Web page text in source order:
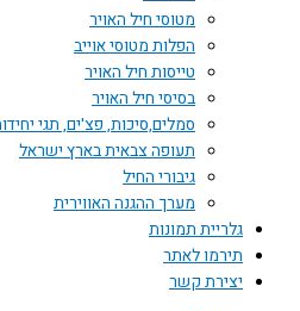
מטוסי חיל האויר
הפלות מטוסי אוייב
טייסות חיל האויר
בסיסי חיל האויר
סמלים,סיכות, פצ'ים, תגי
תעופה צבאית בארץ ישראל
גיבורי החיל
מערך ההגנה האווירית
גלריית תמונות
תירמו לאתר
יצירת קשר